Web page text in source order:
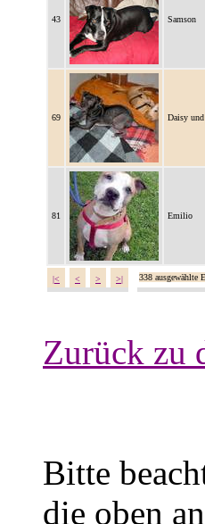
43 Samson
69 Daisy
81 Emilio
|< < > >| 338 ausgewählte
Zurück zu
Bitte
die oben